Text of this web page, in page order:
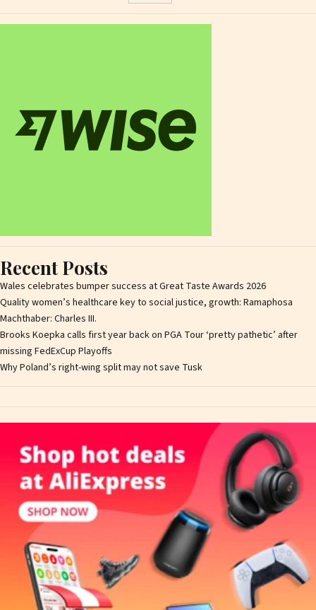
Recent Posts
Wales celebrates bumper success at Great Taste Awards 2026
Quality women’s healthcare key to social justice, growth: Ramaphosa
Machthaber: Charles III.
Brooks Koepka calls first year back on PGA Tour ‘pretty pathetic’ after
missing FedExCup Playoffs
Why Poland’s right-wing split may not save Tusk